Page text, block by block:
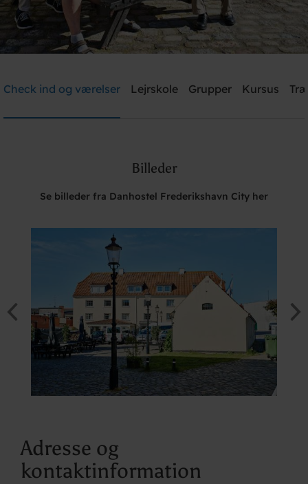
Brug for hjælp? Ring+45 9842 1475
Check ind og værelser Lejrskole Grupper Kursus
Billeder
Se billeder fra Danhostel Frederikshavn City her
Adresse og
kontaktinformation